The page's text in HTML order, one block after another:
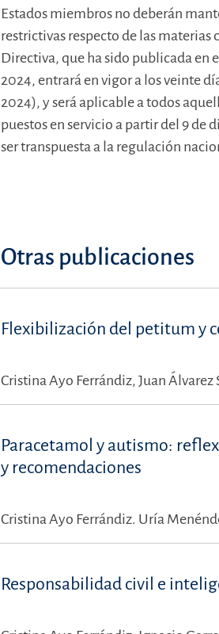
Estados miembros no deberán
restrictivas respecto de las
Directiva, que ha sido publicada en el
2024, entrará en vigor a los veinte
2024), y será aplicable a todos
puestos en servicio a partir del 9 de
ser transpuesta a la regulación
Otras publicaciones
Flexibilización del petitum y
Cristina Ayo Ferrándiz, Juan Álvarez
Paracetamol y autismo:
y recomendaciones
Cristina Ayo Ferrándiz. Uría
Responsabilidad civil e